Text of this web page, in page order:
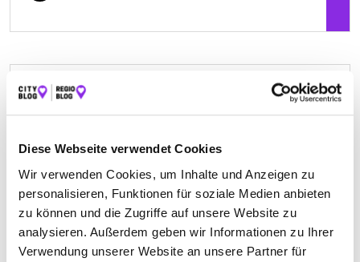
Diese Webseite verwendet Cookies
Wir verwenden Cookies, um Inhalte und Anzeigen zu
personalisieren, Funktionen für soziale Medien anbieten
zu können und die Zugriffe auf unsere Website zu
analysieren. Außerdem geben wir Informationen zu Ihrer
Verwendung unserer Website an unsere Partner für
BÄCKEREI ANHALT – ZENTRALE ASBACH
www.baeckerei-anhalt.de